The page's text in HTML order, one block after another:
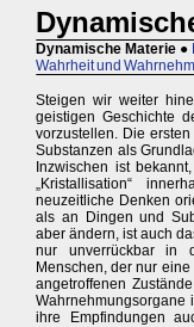
Dynamische Materie ●
Wahrheit und
Steigen wir weiter
geistigen Geschichte
vorzustellen. Die
Substanzen als
Inzwischen ist
„Kristallisation“
neuzeitliche Denken
als an Dingen und
aber ändern, ist auch
nur unverrückbar in
Menschen, der nur
angetroffenen
Wahrnehmungsorgane
ihre Empfindungen